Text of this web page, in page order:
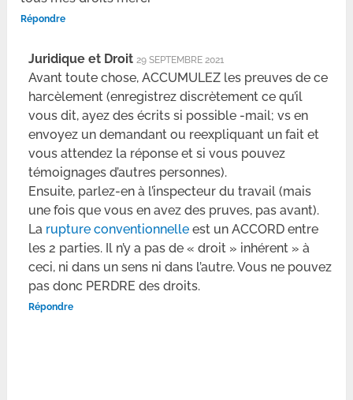
Répondre
Juridique et Droit 29 SEPTEMBRE 2021
Avant toute chose, ACCUMULEZ les preuves de ce
harcèlement (enregistrez discrètement ce qu’il
vous dit, ayez des écrits si possible -mail; vs en
envoyez un demandant ou reexpliquant un fait et
vous attendez la réponse et si vous pouvez
témoignages d’autres personnes).
Ensuite, parlez-en à l’inspecteur du travail (mais
une fois que vous en avez des pruves, pas avant).
La rupture conventionnelle est un ACCORD entre
les 2 parties. Il n’y a pas de « droit » inhérent » à
ceci, ni dans un sens ni dans l’autre. Vous ne pouvez
pas donc PERDRE des droits.
Répondre